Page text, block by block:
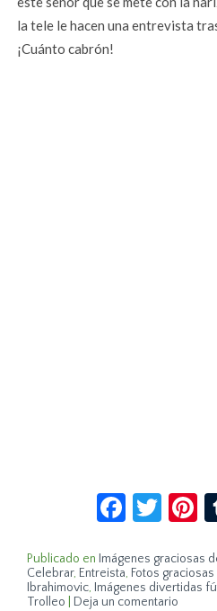
la tele le hacen una entrevista
¡Cuánto cabrón!
Publicado en Imágenes graciosas
Celebrar, Entreista, Fotos
Ibrahimovic, Imágenes divertidas
Trolleo
Deja un comentario